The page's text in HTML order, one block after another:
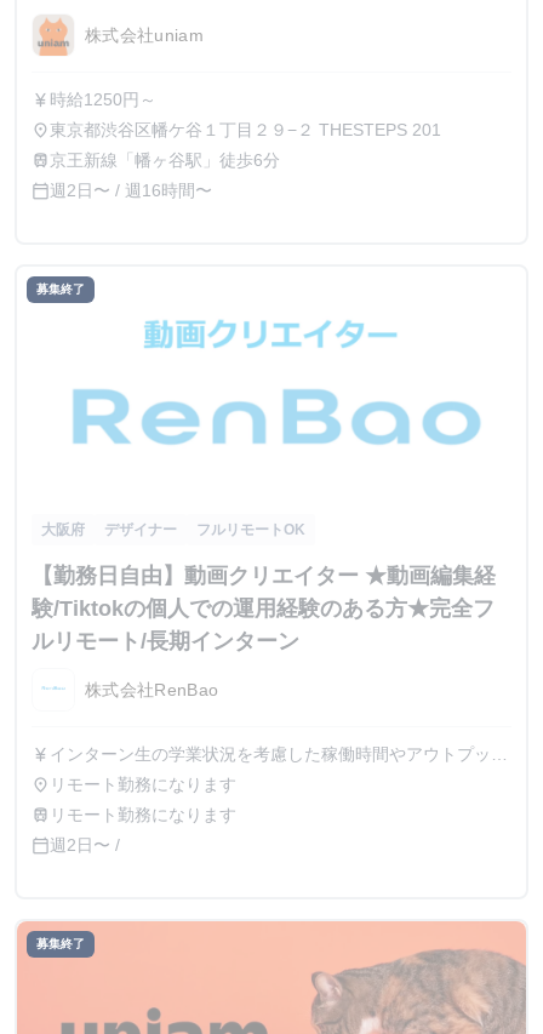
株式会社uniam
currency_yen 時給1250円～
place東京都渋谷区幡ケ谷１丁目２９−２ THESTEPS 201
train 京王新線「幡ヶ谷駅」徒歩6分
calendar_today週2日〜 / 週16時間〜
募集終了
大阪府 デザイナー フルリモートOK
【勤務日自由】動画クリエイター ★動画編集経
験/Tiktokの個人での運用経験のある方★完全フ
ルリモート/長期インターン
株式会社RenBao
currency_yen インターン生の学業状況を考慮した稼働時間やアウトプット
に応じて採用時に給与を決定致します。面談時に詳細はお伝
えしますのでご安心ください。 ※稼働時間に対して支給す
る場合、最低賃金を下回ることはございませんのでご安心く
place リモート勤務になります
train リモート勤務になります
calendar_today週2日〜 /
募集終了